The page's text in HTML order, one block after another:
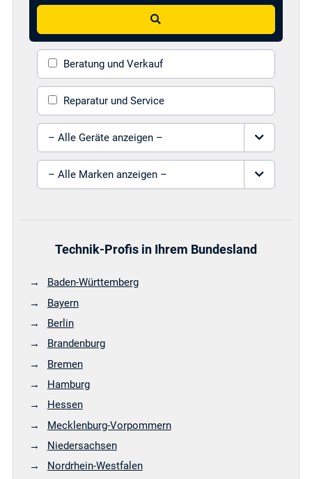
Suchen
Beratung und Verkauf
Reparatur und Service
Gerät auswählen
Marke auswählen
Technik-Profis in Ihrem Bundesland
Baden-Württemberg
Bayern
Berlin
Brandenburg
Bremen
Hamburg
Hessen
Mecklenburg-Vorpommern
Niedersachsen
Nordrhein-Westfalen